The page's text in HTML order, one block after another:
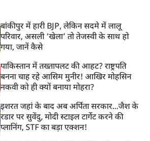
बांकीपुर में हारी BJP, लेकिन सदमे में लालू
परिवार, असली ‘खेला’ तो तेजस्वी के साथ हो
गया, जानें कैसे
पाकिस्तान में तख्तापलट की आहट? राष्ट्रपति
बनना चाह रहे आसिम मुनीर! आखिर मोहसिन
नकवी को ही क्यों बनाया मोहरा?
इशरत जहां के बाद अब अर्पिता सरकार...जैश के
रडार पर सुवेंदु, मोदी स्टाइल टार्गेट करने की
प्लानिंग, STF का बड़ा एक्शन!